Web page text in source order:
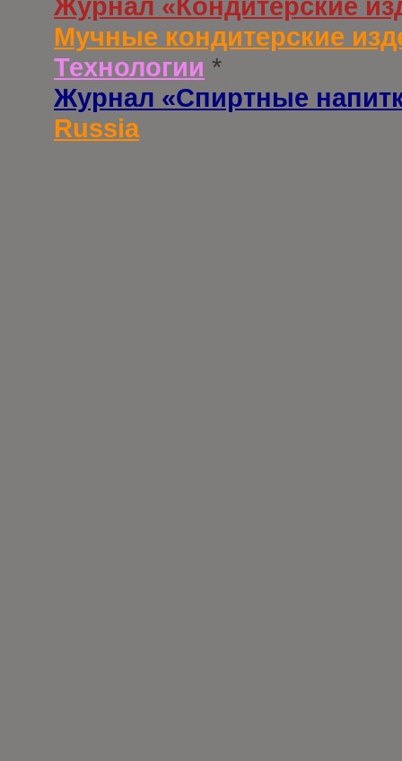
Мучные кондитерские
Технологии *
Журнал «Спиртные
Russia